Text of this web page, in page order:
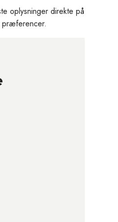
oplysninger direkte på
præferencer.